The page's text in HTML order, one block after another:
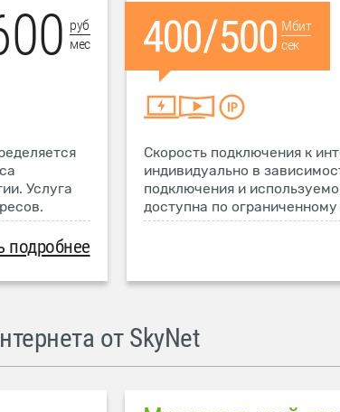
руб
мес
Услуга
подробнее
Мбит
сек
Скорость подключения к
индивидуально в
подключения и
доступна по
от SkyNet